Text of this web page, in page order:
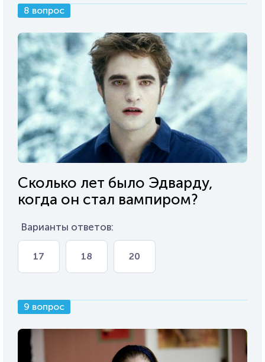
8 вопрос
Сколько лет было Эдварду,
когда он стал вампиром?
Варианты ответов:
17 18 20
9 вопрос